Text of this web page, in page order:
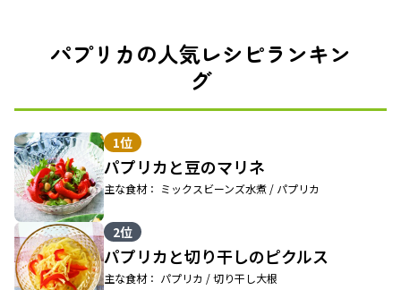
パプリカの人気レシピランキン
グ
1位
パプリカと豆のマリネ
主な食材： ミックスビーンズ水煮 / パプリカ
2位
パプリカと切り干しのピクルス
主な食材： パプリカ / 切り干し大根